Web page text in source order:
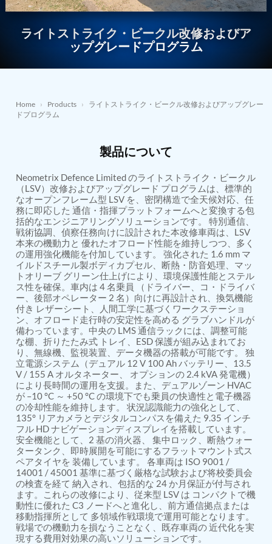
Nitrogen Generating Storage and Distribution
System-UGSSN2
Dynamic Snubber Shock Arrestor Test Facility
Rotor Dynamics Test Facility
Starter Generator Test Rig
Computerized Control Universal Brake Test Bench
Aerospace Nozzle Flow Test Bench
Combined Control Unit Test Bench Manufacturer
Aerospace Pressure and Leak Test Rig
Computerized Microprocessor Controlled Dv Test
Bench
Computerized Based Test Bench For Panel
Mounted Brake System For Lhb Coaches
Pressure Cycle Test System
PSA Oxygen Generation Plant-500 LPM
PSA Oxygen Generation Plant-200 LPM
Fuel Injection Pump Test Bench
PSA Nitrogen Generation Plant
Dual Hydraulic Test System
Hydraulic Damper Test Bench Manufacturer
1000 Bar Hydraulic Proof Pressure Test Bench
Drive And Control Automation System
Main Rotor Actuator Test Rig
BMP Pump Test Rig
Refrigeration System
Heavy Duty Automatic Single Row Weapon
Disposal System
Automatic Volumetric Expansion Test System
Modern Universal Automatic Test Equipment
Fuel Consumption Measurement System
Hydraulic Pressure Test Bench
High Pressure Air Test System
PC-Based Counter Timer Test Rig
Integrated Test Rig for Pumps and Fuel Coolers
ECS Test Bench
Testing and Charging Test Rig for Main and Nose
Landing Gears
Pneumatic Test Rig
Nitrogen Cart With Booster
CNG Vigilant
ライトストライク・ビークル改修およびア
ップグレードプログラム
Home › Products ›
ライトストライク・ビークル改修およびアップグレー
ドプログラム
製品について
Neometrix Defence Limited のライトストライク・ビークル
（LSV）改修およびアップグレード プログラムは、標準的
なオープンフレーム型 LSV を、密閉構造で全天候対応、任
務に即応した 通信・指揮プラットフォームへと変換する包
括的なエンジニアリングソリューションです。 特別通信、
戦術協調、偵察任務向けに設計された本改修車両は、LSV
本来の機動力と 優れたオフロード性能を維持しつつ、多く
の運用強化機能を付加しています。 強化された 1.6 mm マ
イルドスチール製ボディカプセル、断熱・防音処理、マッ
トオリーブ グリーン仕上げにより、環境保護性能とステル
ス性を確保。車内は 4 名乗員 （ドライバー、コ・ドライバ
ー、後部オペレーター 2 名）向けに再設計され、換気機能
付き レザーシート、人間工学に基づくワークステーショ
ン、オフロード走行時の安定性を高める グラブハンドルが
備わっています。中央の LMS 通信ラックには、調整可能
な棚、折りたたみ式 トレイ、ESD 保護が組み込まれてお
り、無線機、監視装置、データ機器の搭載が可能です。 独
立電源システム（デュアル 12 V 100 Ah バッテリー、13.5
V / 155 A オルタネーター、 オプションの 2.4 kVA 発電機）
により長時間の運用を支援。また、デュアルゾーン HVAC
が –10 °C ～ +50 °C の環境下でも乗員の快適性と電子機器
の冷却性能を維持します。 状況認識能力の強化として、
135° リアカメラとデジタルコンパスを備えた 9.35 インチ
フル HD ナビゲーションディスプレイを搭載しています。
安全機能として、2 基の消火器、 集中ロック、断熱ウォー
タータンク、即時展開を可能にするフラットマウント式ス
ペアタイヤを 装備しています。 各車両は ISO 9001 /
14001 / 45001 基準に基づく厳格な試験および将校委員会
の検査を経て 納入され、包括的な 24 か月保証が付与され
ます。これらの改修により、従来型 LSV は コンパクトで機
動性に優れた C3 ノードへと進化し、前方通信拠点または
移動指揮所として 多領域作戦環境で運用可能となります。
戦場での機動力を損なうことなく、既存車両の 近代化を実
現する費用対効果の高いソリューションです。
Contact Sales
About